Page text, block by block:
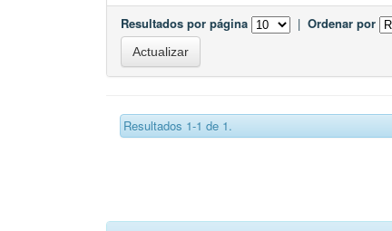
Resultados por página | Ordenar por
Resultados 1-1 de 1.